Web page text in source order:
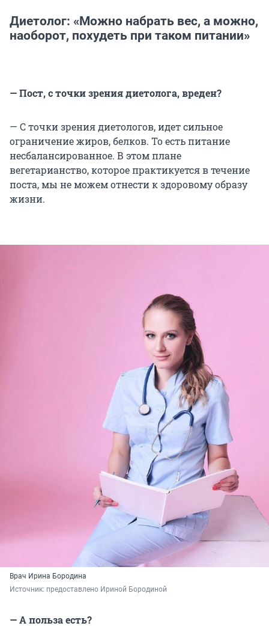
Диетолог: «Можно набрать вес, а можно,
наоборот, похудеть при таком питании»
— Пост, с точки зрения диетолога, вреден?
— С точки зрения диетологов, идет сильное
ограничение жиров, белков. То есть питание
несбалансированное. В этом плане
вегетарианство, которое практикуется в течение
поста, мы не можем отнести к здоровому образу
жизни.
Врач Ирина Бородина
Источник: предоставлено Ириной Бородиной
— А польза есть?